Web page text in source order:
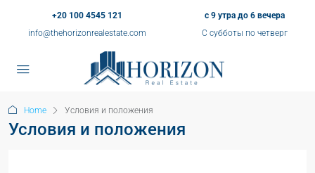
+20 100 4545 121
info@thehorizonrealestate.com
с 9 утра до 6 вечера
С субботы по четверг
Home Условия и положения
Условия и положения